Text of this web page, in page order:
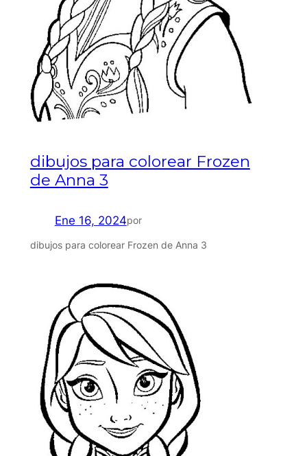
dibujos para colorear Frozen
de Anna 3
Ene 16, 2024por
dibujos para colorear Frozen de Anna 3